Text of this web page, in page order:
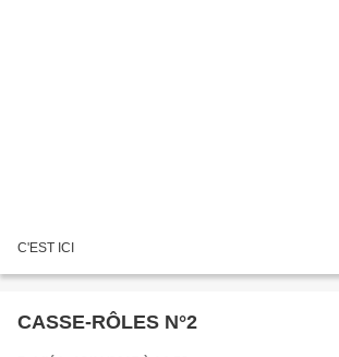
C'EST ICI
CASSE-RÔLES N°2